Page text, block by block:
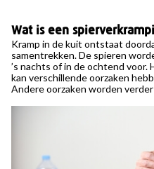
Wat is een
Kramp in de kuit ontstaat
samentrekken. De spieren
’s nachts of in de ochtend
kan verschillende oorzaken
Andere oorzaken worden